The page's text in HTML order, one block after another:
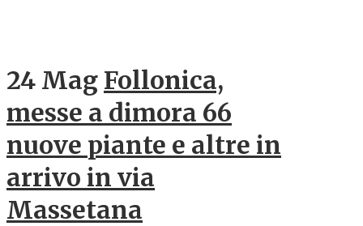
24 Mag Follonica,
messe a dimora 66
nuove piante e altre in
arrivo in via
Massetana